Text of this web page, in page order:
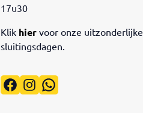
17u30
Klik hier voor onze uitzonderlijke
sluitingsdagen.
Facebook
Instagram
WhatsApp